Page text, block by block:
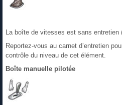
La boîte de vitesses est sans entretien
Reportez-vous au carnet d’entretien
contrôle du niveau de cet élément.
Boîte manuelle pilotée